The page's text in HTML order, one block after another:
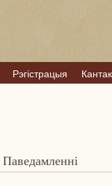
Рэгістрацыя
Паведамленні